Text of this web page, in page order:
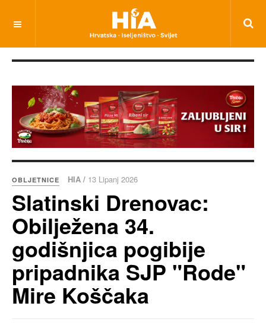
OBLJETNICE HIA / 13 Lipanj 2026
Slatinski Drenovac:
Obilježena 34.
godišnjica pogibije
pripadnika SJP "Rode"
Mire Koščaka